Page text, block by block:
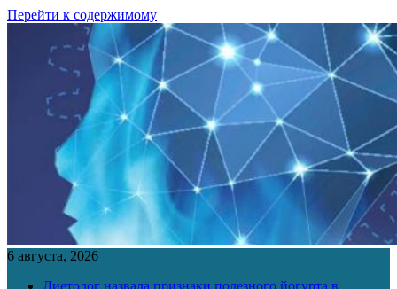
Перейти к содержимому
6 августа, 2026
Диетолог назвала признаки полезного йогурта в